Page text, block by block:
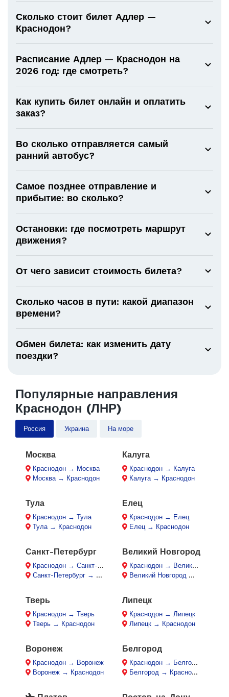
Сколько стоит билет Адлер —
Краснодон?
Расписание Адлер — Краснодон на
2026 год: где смотреть?
Как купить билет онлайн и оплатить
заказ?
Во сколько отправляется самый
ранний автобус?
Самое позднее отправление и
прибытие: во сколько?
Остановки: где посмотреть маршрут
движения?
От чего зависит стоимость билета?
Сколько часов в пути: какой диапазон
времени?
Обмен билета: как изменить дату
поездки?
Популярные направления
Краснодон (ЛНР)
Россия Украина На море
Москва
Краснодон → Москва
Москва → Краснодон
Калуга
Краснодон → Калуга
Калуга → Краснодон
Тула
Краснодон → Тула
Тула → Краснодон
Елец
Краснодон → Елец
Елец → Краснодон
Санкт-Петербург
Краснодон → Санкт-Петербург
Санкт-Петербург → Краснодон
Великий Новгород
Краснодон → Великий Новгород
Великий Новгород → Краснодон
Тверь
Краснодон → Тверь
Тверь → Краснодон
Липецк
Краснодон → Липецк
Липецк → Краснодон
Воронеж
Краснодон → Воронеж
Воронеж → Краснодон
Белгород
Краснодон → Белгород
Белгород → Краснодон